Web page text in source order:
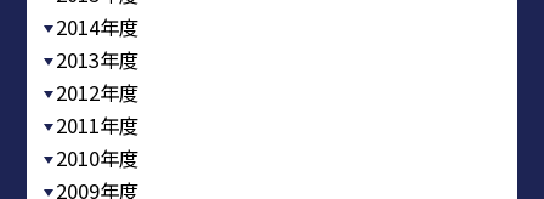
2014年度
2013年度
2012年度
2011年度
2010年度
2009年度